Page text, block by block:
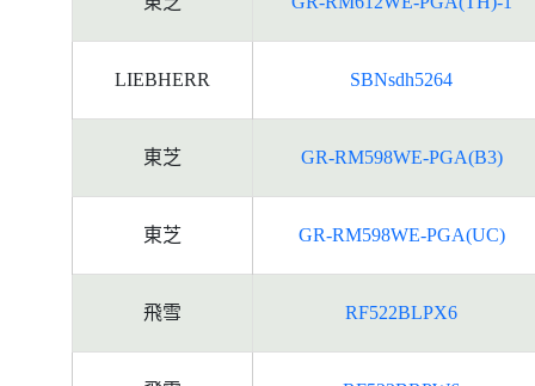
LIEBHERR SBNsdh5264
東芝 GR-RM598WE-PGA(B3)
東芝 GR-RM598WE-PGA(UC)
飛雪 RF522BLPX6